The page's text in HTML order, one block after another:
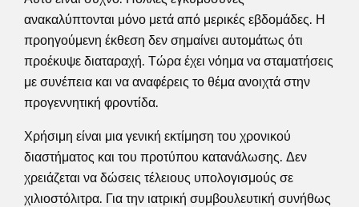
ανακαλύπτονται μόνο μετά από μερικές εβδομάδες. Η
προηγούμενη έκθεση δεν σημαίνει αυτομάτως ότι
προέκυψε διαταραχή. Τώρα έχει νόημα να σταματήσεις
με συνέπεια και να αναφέρεις το θέμα ανοιχτά στην
προγεννητική φροντίδα.
Χρήσιμη είναι μια γενική εκτίμηση του χρονικού
διαστήματος και του προτύπου κατανάλωσης. Δεν
χρειάζεται να δώσεις τέλειους υπολογισμούς σε
χιλιοστόλιτρα. Για την ιατρική συμβουλευτική συνήθως